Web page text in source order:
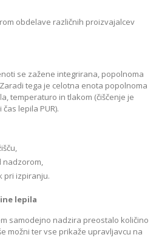
obdelave različnih proizvajalcev
se zažene integrirana, popolnoma
tega je celotna enota popolnoma
temperaturo in tlakom (čiščenje je
lepila PUR).
nadzorom,
pri izpiranju.
lepila
samodejno nadzira preostalo količino
možni ter vse prikaže upravljavcu na